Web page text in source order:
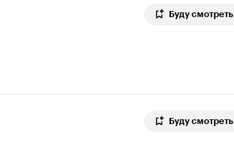
Буду смотреть
Буду смотреть